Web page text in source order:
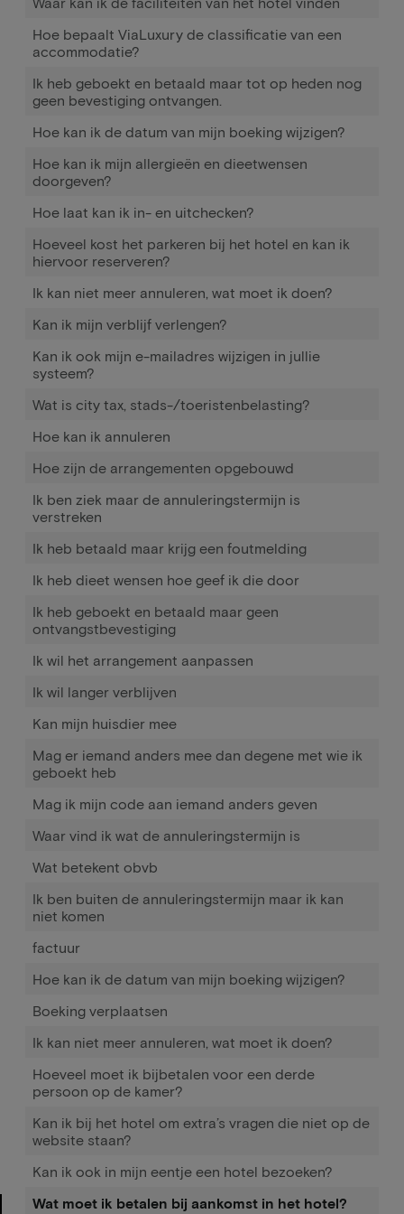
Hoe bepaalt ViaLuxury de classificatie van een
accommodatie?
Ik heb geboekt en betaald maar tot op heden nog
geen bevestiging ontvangen.
Hoe kan ik de datum van mijn boeking wijzigen?
Hoe kan ik mijn allergieën en dieetwensen
doorgeven?
Hoe laat kan ik in- en uitchecken?
Hoeveel kost het parkeren bij het hotel en kan ik
hiervoor reserveren?
Ik kan niet meer annuleren, wat moet ik doen?
Kan ik mijn verblijf verlengen?
Kan ik ook mijn e-mailadres wijzigen in jullie
systeem?
Wat is city tax, stads-/toeristenbelasting?
Hoe kan ik annuleren
Hoe zijn de arrangementen opgebouwd
Ik ben ziek maar de annuleringstermijn is
verstreken
Ik heb betaald maar krijg een foutmelding
Ik heb dieet wensen hoe geef ik die door
Ik heb geboekt en betaald maar geen
ontvangstbevestiging
Ik wil het arrangement aanpassen
Ik wil langer verblijven
Kan mijn huisdier mee
Mag er iemand anders mee dan degene met wie ik
geboekt heb
Mag ik mijn code aan iemand anders geven
Waar vind ik wat de annuleringstermijn is
Wat betekent obvb
Ik ben buiten de annuleringstermijn maar ik kan
niet komen
factuur
Hoe kan ik de datum van mijn boeking wijzigen?
Boeking verplaatsen
Ik kan niet meer annuleren, wat moet ik doen?
Hoeveel moet ik bijbetalen voor een derde
persoon op de kamer?
Kan ik bij het hotel om extra’s vragen die niet op de
website staan?
Kan ik ook in mijn eentje een hotel bezoeken?
Wat moet ik betalen bij aankomst in het hotel?